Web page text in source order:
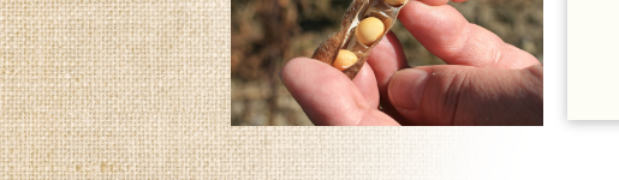
大豆写真集37
大豆写真集36
大豆写真集35
大豆写真集34